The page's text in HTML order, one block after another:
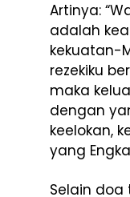
Artinya:
adalah
kekuatan-
rezekiku
maka
dengan
keelokan,
yang
Selain